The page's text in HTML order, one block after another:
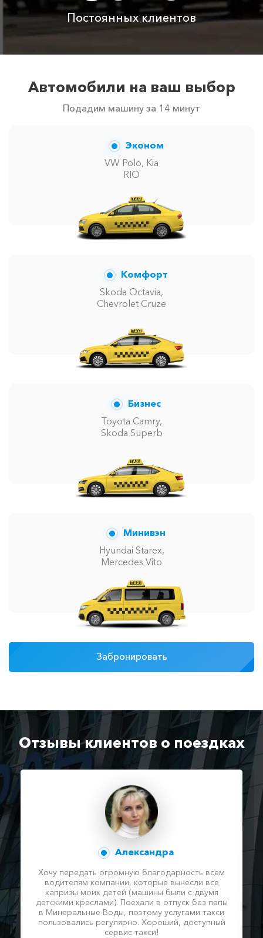
Постоянных клиентов
Автомобили на ваш выбор
Подадим машину за 14 минут
Эконом
VW Polo, Kia
RIO
Комфорт
Skoda Octavia,
Chevrolet Cruze
Бизнес
Toyota Camry,
Skoda Superb
Минивэн
Hyundai Starex,
Mercedes Vito
Забронировать
Отзывы клиентов о поездках
Александра
Хочу передать огромную благодарность всем
водителям компании, которые вынесли все
капризы моих детей (машины были с двумя
детскими креслами). Поехали в отпуск без папы
в Минеральные Воды, поэтому услугами такси
пользовались регулярно. Хороший, доступный
сервис такси!